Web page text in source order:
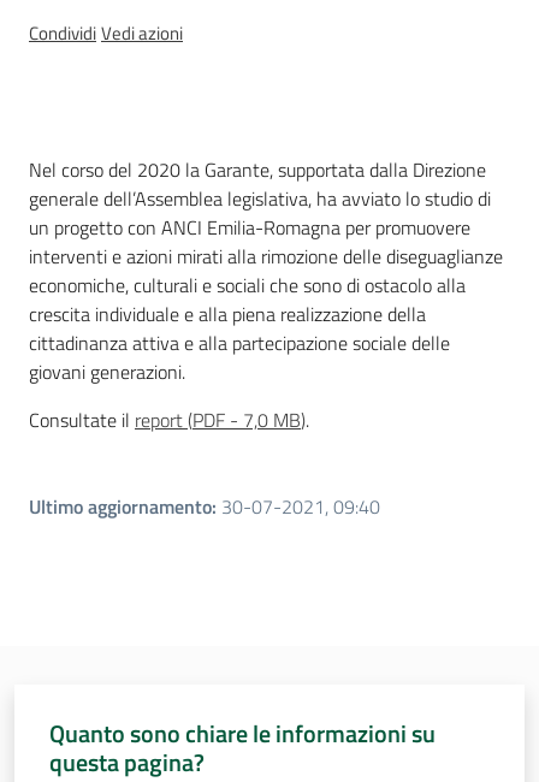
Assemblea
Attività
Argomenti
Per i media
Per i cittadini
CondividiVedi azioni
Introduzione
Nel corso del 2020 la Garante, supportata dalla Direzione
generale dell’Assemblea legislativa, ha avviato lo studio di
un progetto con ANCI Emilia-Romagna per promuovere
interventi e azioni mirati alla rimozione delle diseguaglianze
economiche, culturali e sociali che sono di ostacolo alla
crescita individuale e alla piena realizzazione della
cittadinanza attiva e alla partecipazione sociale delle
giovani generazioni.
Consultate il report(PDF - 7,0 MB).
Ultimo aggiornamento: 30-07-2021, 09:40
Quanto sono chiare le informazioni su
questa pagina?